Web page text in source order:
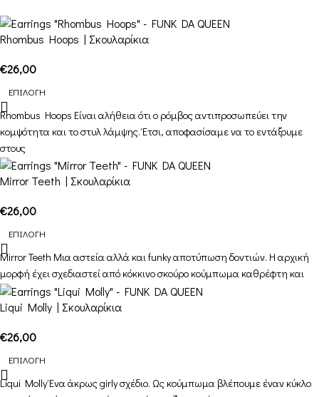
Rhombus Hoops | Σκουλαρίκια
€26,00
ΕΠΙΛΟΓΉ
Rhombus Hoops Είναι αλήθεια ότι ο ρόμβος αντιπροσωπεύει την
κομψότητα και το στυλ λάμψης. Έτσι, αποφασίσαμε να το εντάξουμε
στους
Mirror Teeth | Σκουλαρίκια
€26,00
ΕΠΙΛΟΓΉ
Mirror Teeth Μια αστεία αλλά και funky αποτύπωση δοντιών. Η αρχική
μορφή έχει σχεδιαστεί από κόκκινο σκούρο κούμπωμα καθρέφτη και
Liqui Molly | Σκουλαρίκια
€26,00
ΕΠΙΛΟΓΉ
Liqui Molly Ένα άκρως girly σχέδιο. Ως κούμπωμα βλέπουμε έναν κύκλο